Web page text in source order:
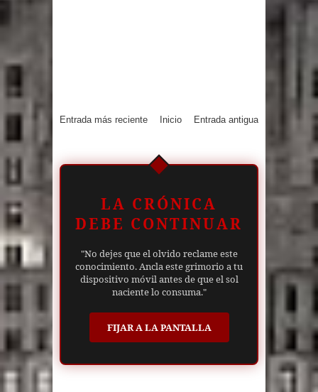
Entrada más reciente Entrada antigua
Inicio
LA CRÓNICA
DEBE CONTINUAR
"No dejes que el olvido reclame este
conocimiento. Ancla este grimorio a tu
dispositivo móvil antes de que el sol
naciente lo consuma."
FIJAR A LA PANTALLA